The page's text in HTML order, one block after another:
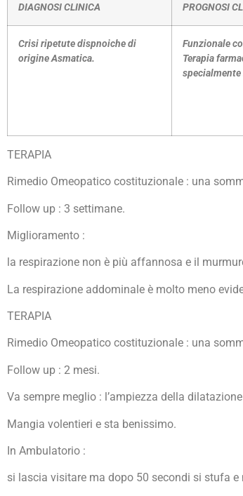
DIAGNOSI CLINICA PROGNOSI
Crisi ripetute dispnoiche di
origine Asmatica.
Funzionale
Terapia
TERAPIA
Rimedio Omeopatico costituzionale : una
Follow up : 3 settimane.
Miglioramento :
la respirazione non è più affannosa e il
La respirazione addominale è molto meno
TERAPIA
Rimedio Omeopatico costituzionale : una
Follow up : 2 mesi.
Va sempre meglio : l’ampiezza della
Mangia volentieri e sta benissimo.
In Ambulatorio :
si lascia visitare ma dopo 50 secondi si stufa